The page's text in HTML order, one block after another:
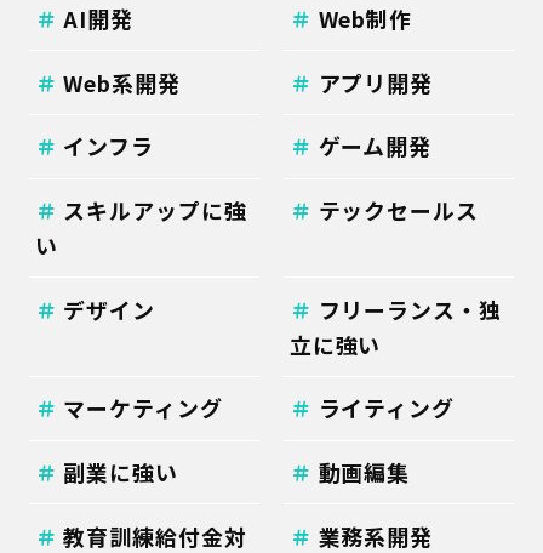
AI開発 Web制作
Web系開発 アプリ開発
インフラ ゲーム開発
スキルアップに強
い
テックセールス
デザイン
フリーランス・独
立に強い
マーケティング ライティング
副業に強い 動画編集
教育訓練給付金対
業務系開発